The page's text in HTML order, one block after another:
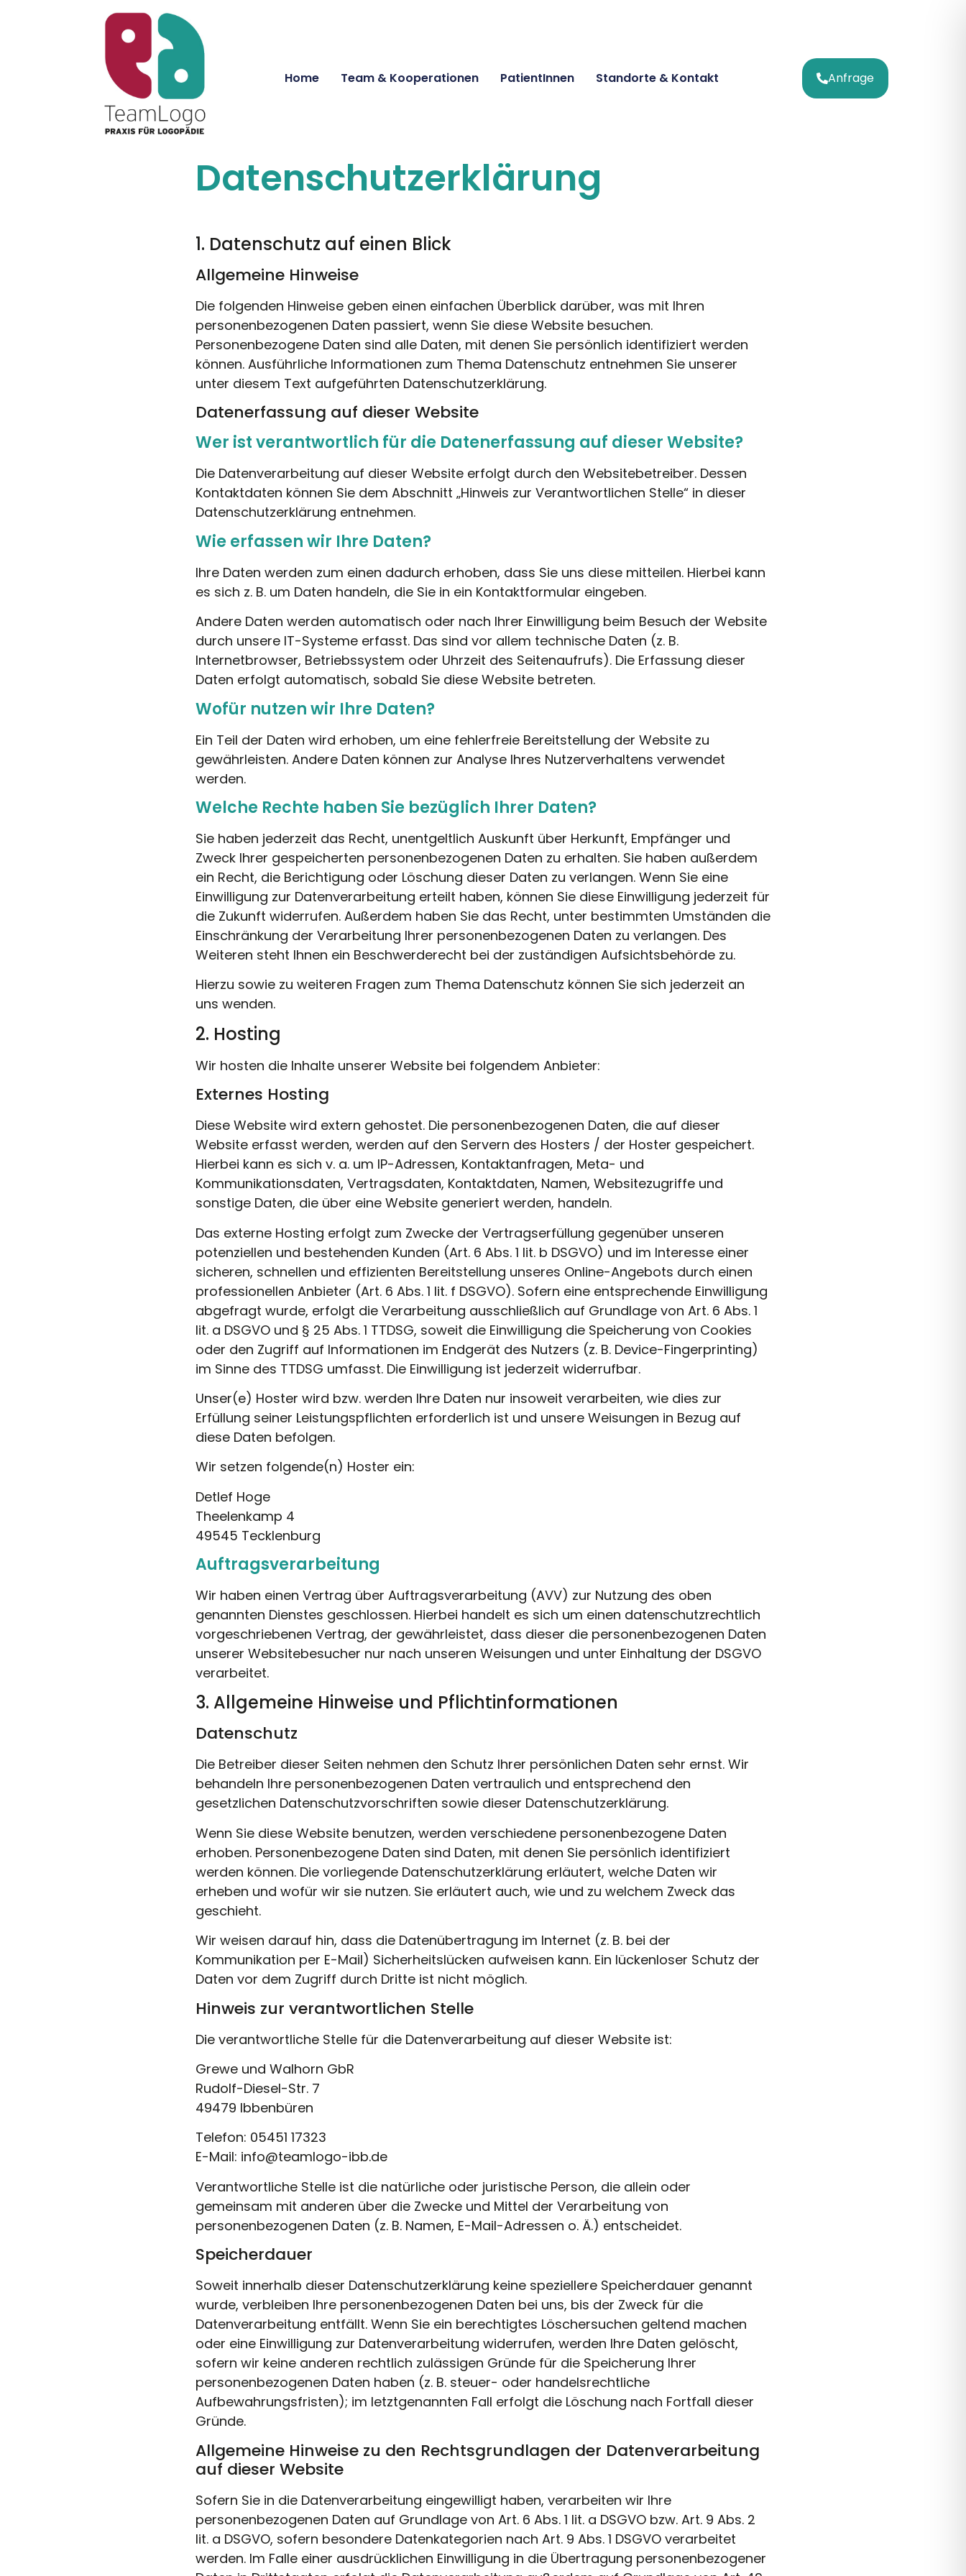
Anfrage
Home Team & Kooperationen PatientInnen Standorte & Kontakt
Datenschutzerklärung
1. Datenschutz auf einen Blick
Allgemeine Hinweise
Die folgenden Hinweise geben einen einfachen Überblick darüber, was mit Ihren
personenbezogenen Daten passiert, wenn Sie diese Website besuchen.
Personenbezogene Daten sind alle Daten, mit denen Sie persönlich identifiziert werden
können. Ausführliche Informationen zum Thema Datenschutz entnehmen Sie unserer
unter diesem Text aufgeführten Datenschutzerklärung.
Datenerfassung auf dieser Website
Wer ist verantwortlich für die Datenerfassung auf dieser Website?
Die Datenverarbeitung auf dieser Website erfolgt durch den Websitebetreiber. Dessen
Kontaktdaten können Sie dem Abschnitt „Hinweis zur Verantwortlichen Stelle“ in dieser
Datenschutzerklärung entnehmen.
Wie erfassen wir Ihre Daten?
Ihre Daten werden zum einen dadurch erhoben, dass Sie uns diese mitteilen. Hierbei kann
es sich z. B. um Daten handeln, die Sie in ein Kontaktformular eingeben.
Andere Daten werden automatisch oder nach Ihrer Einwilligung beim Besuch der Website
durch unsere IT-Systeme erfasst. Das sind vor allem technische Daten (z. B.
Internetbrowser, Betriebssystem oder Uhrzeit des Seitenaufrufs). Die Erfassung dieser
Daten erfolgt automatisch, sobald Sie diese Website betreten.
Wofür nutzen wir Ihre Daten?
Ein Teil der Daten wird erhoben, um eine fehlerfreie Bereitstellung der Website zu
gewährleisten. Andere Daten können zur Analyse Ihres Nutzerverhaltens verwendet
werden.
Welche Rechte haben Sie bezüglich Ihrer Daten?
Sie haben jederzeit das Recht, unentgeltlich Auskunft über Herkunft, Empfänger und
Zweck Ihrer gespeicherten personenbezogenen Daten zu erhalten. Sie haben außerdem
ein Recht, die Berichtigung oder Löschung dieser Daten zu verlangen. Wenn Sie eine
Einwilligung zur Datenverarbeitung erteilt haben, können Sie diese Einwilligung jederzeit für
die Zukunft widerrufen. Außerdem haben Sie das Recht, unter bestimmten Umständen die
Einschränkung der Verarbeitung Ihrer personenbezogenen Daten zu verlangen. Des
Weiteren steht Ihnen ein Beschwerderecht bei der zuständigen Aufsichtsbehörde zu.
Hierzu sowie zu weiteren Fragen zum Thema Datenschutz können Sie sich jederzeit an
uns wenden.
2. Hosting
Wir hosten die Inhalte unserer Website bei folgendem Anbieter:
Externes Hosting
Diese Website wird extern gehostet. Die personenbezogenen Daten, die auf dieser
Website erfasst werden, werden auf den Servern des Hosters / der Hoster gespeichert.
Hierbei kann es sich v. a. um IP-Adressen, Kontaktanfragen, Meta- und
Kommunikationsdaten, Vertragsdaten, Kontaktdaten, Namen, Websitezugriffe und
sonstige Daten, die über eine Website generiert werden, handeln.
Das externe Hosting erfolgt zum Zwecke der Vertragserfüllung gegenüber unseren
potenziellen und bestehenden Kunden (Art. 6 Abs. 1 lit. b DSGVO) und im Interesse einer
sicheren, schnellen und effizienten Bereitstellung unseres Online-Angebots durch einen
professionellen Anbieter (Art. 6 Abs. 1 lit. f DSGVO). Sofern eine entsprechende Einwilligung
abgefragt wurde, erfolgt die Verarbeitung ausschließlich auf Grundlage von Art. 6 Abs. 1
lit. a DSGVO und § 25 Abs. 1 TTDSG, soweit die Einwilligung die Speicherung von Cookies
oder den Zugriff auf Informationen im Endgerät des Nutzers (z. B. Device-Fingerprinting)
im Sinne des TTDSG umfasst. Die Einwilligung ist jederzeit widerrufbar.
Unser(e) Hoster wird bzw. werden Ihre Daten nur insoweit verarbeiten, wie dies zur
Erfüllung seiner Leistungspflichten erforderlich ist und unsere Weisungen in Bezug auf
diese Daten befolgen.
Wir setzen folgende(n) Hoster ein:
Detlef Hoge
Theelenkamp 4
49545 Tecklenburg
Auftragsverarbeitung
Wir haben einen Vertrag über Auftragsverarbeitung (AVV) zur Nutzung des oben
genannten Dienstes geschlossen. Hierbei handelt es sich um einen datenschutzrechtlich
vorgeschriebenen Vertrag, der gewährleistet, dass dieser die personenbezogenen Daten
unserer Websitebesucher nur nach unseren Weisungen und unter Einhaltung der DSGVO
verarbeitet.
3. Allgemeine Hinweise und Pflicht­informationen
Datenschutz
Die Betreiber dieser Seiten nehmen den Schutz Ihrer persönlichen Daten sehr ernst. Wir
behandeln Ihre personenbezogenen Daten vertraulich und entsprechend den
gesetzlichen Datenschutzvorschriften sowie dieser Datenschutzerklärung.
Wenn Sie diese Website benutzen, werden verschiedene personenbezogene Daten
erhoben. Personenbezogene Daten sind Daten, mit denen Sie persönlich identifiziert
werden können. Die vorliegende Datenschutzerklärung erläutert, welche Daten wir
erheben und wofür wir sie nutzen. Sie erläutert auch, wie und zu welchem Zweck das
geschieht.
Wir weisen darauf hin, dass die Datenübertragung im Internet (z. B. bei der
Kommunikation per E-Mail) Sicherheitslücken aufweisen kann. Ein lückenloser Schutz der
Daten vor dem Zugriff durch Dritte ist nicht möglich.
Hinweis zur verantwortlichen Stelle
Die verantwortliche Stelle für die Datenverarbeitung auf dieser Website ist:
Grewe und Walhorn GbR
Rudolf-Diesel-Str. 7
49479 Ibbenbüren
Telefon: 05451 17323
E-Mail: info@teamlogo-ibb.de
Verantwortliche Stelle ist die natürliche oder juristische Person, die allein oder
gemeinsam mit anderen über die Zwecke und Mittel der Verarbeitung von
personenbezogenen Daten (z. B. Namen, E-Mail-Adressen o. Ä.) entscheidet.
Speicherdauer
Soweit innerhalb dieser Datenschutzerklärung keine speziellere Speicherdauer genannt
wurde, verbleiben Ihre personenbezogenen Daten bei uns, bis der Zweck für die
Datenverarbeitung entfällt. Wenn Sie ein berechtigtes Löschersuchen geltend machen
oder eine Einwilligung zur Datenverarbeitung widerrufen, werden Ihre Daten gelöscht,
sofern wir keine anderen rechtlich zulässigen Gründe für die Speicherung Ihrer
personenbezogenen Daten haben (z. B. steuer- oder handelsrechtliche
Aufbewahrungsfristen); im letztgenannten Fall erfolgt die Löschung nach Fortfall dieser
Gründe.
Allgemeine Hinweise zu den Rechtsgrundlagen der Datenverarbeitung
auf dieser Website
Sofern Sie in die Datenverarbeitung eingewilligt haben, verarbeiten wir Ihre
personenbezogenen Daten auf Grundlage von Art. 6 Abs. 1 lit. a DSGVO bzw. Art. 9 Abs. 2
lit. a DSGVO, sofern besondere Datenkategorien nach Art. 9 Abs. 1 DSGVO verarbeitet
werden. Im Falle einer ausdrücklichen Einwilligung in die Übertragung personenbezogener